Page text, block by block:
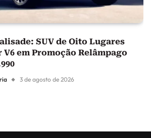
SUV de Oito Lugares
em Promoção Relâmpago
3 de agosto de 2026